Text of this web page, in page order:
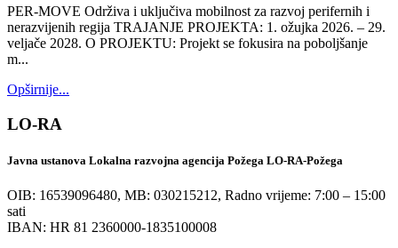
PER-MOVE Održiva i uključiva mobilnost za razvoj perifernih i
nerazvijenih regija TRAJANJE PROJEKTA: 1. ožujka 2026. – 29.
veljače 2028. O PROJEKTU: Projekt se fokusira na poboljšanje
m...
Opširnije...
LO-RA
Javna ustanova Lokalna razvojna agencija Požega LO-RA-Požega
OIB: 16539096480, MB: 030215212, Radno vrijeme: 7:00 – 15:00
sati
IBAN: HR 81 2360000-1835100008